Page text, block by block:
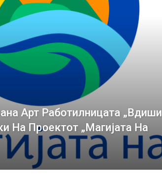
Арт Работилницата „Вдиши
На Проектот „Магијата На